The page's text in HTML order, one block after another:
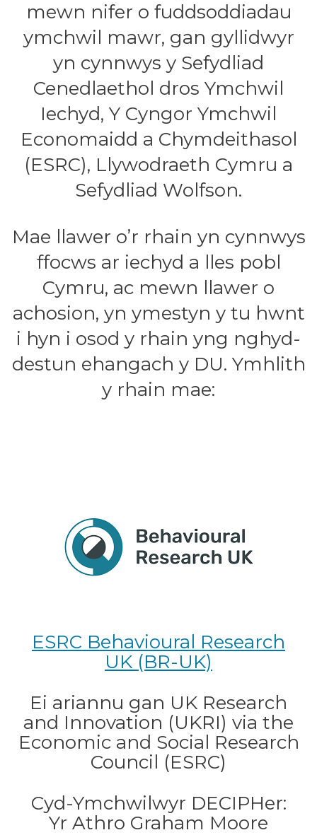
mewn nifer o fuddsoddiadau
ymchwil mawr, gan gyllidwyr
yn cynnwys y Sefydliad
Cenedlaethol dros Ymchwil
Iechyd, Y Cyngor Ymchwil
Economaidd a Chymdeithasol
(ESRC), Llywodraeth Cymru a
Sefydliad Wolfson.
Mae llawer o’r rhain yn cynnwys
ffocws ar iechyd a lles pobl
Cymru, ac mewn llawer o
achosion, yn ymestyn y tu hwnt
i hyn i osod y rhain yng nghyd-
destun ehangach y DU. Ymhlith
y rhain mae:
ESRC Behavioural Research
UK (BR-UK)
Ei ariannu gan UK Research
and Innovation (UKRI) via the
Economic and Social Research
Council (ESRC)
Cyd-Ymchwilwyr DECIPHer:
Yr Athro Graham Moore